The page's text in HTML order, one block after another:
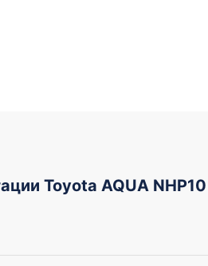
Toyota AQUA NHP10